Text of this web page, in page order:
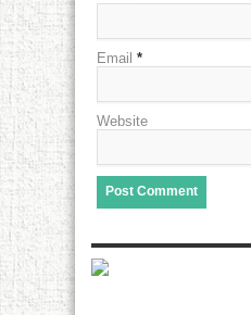
Email *
Website